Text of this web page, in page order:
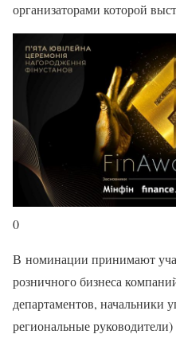
организаторами которой
0
В номинации принимают
розничного бизнеса
департаментов, начальники
региональные